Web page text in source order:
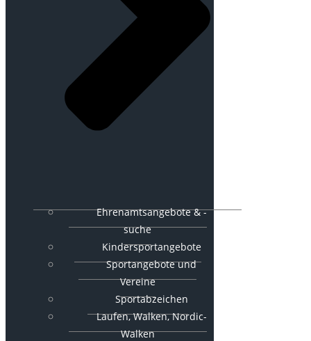
Ehrenamtsangebote & -
suche
Kindersportangebote
Sportangebote und
Vereine
Sportabzeichen
Laufen, Walken, Nordic-
Walken